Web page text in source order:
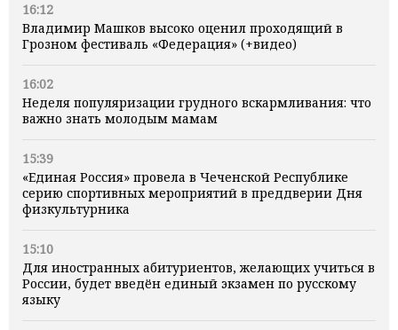
16:12
Владимир Машков высоко оценил проходящий в
Грозном фестиваль «Федерация» (+видео)
16:02
Неделя популяризации грудного вскармливания: что
важно знать молодым мамам
15:39
«Единая Россия» провела в Чеченской Республике
серию спортивных мероприятий в преддверии Дня
физкультурника
15:10
Для иностранных абитуриентов, желающих учиться в
России, будет введён единый экзамен по русскому
языку